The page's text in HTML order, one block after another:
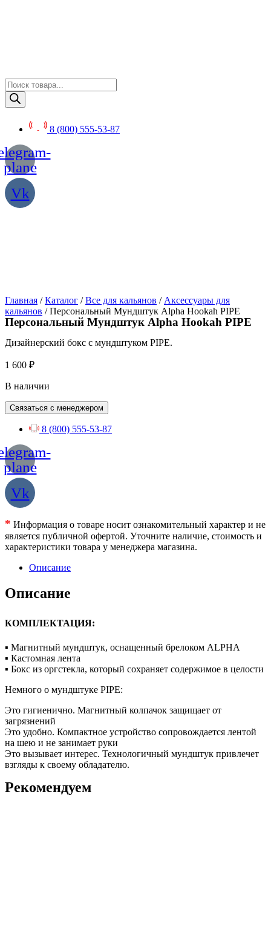
Поиск
товаров
8 (800) 555-53-87
plane
Vk
Главная /Каталог /Все для кальянов / Аксессуары для
кальянов / Персональный Мундштук Alpha Hookah PIPE
Персональный Мундштук Alpha Hookah PIPE
Дизайнерский бокс с мундштуком PIPE.
1 600 ₽
В наличии
Связаться с менеджером
8 (800) 555-53-87
plane
Vk
* Информация о товаре носит ознакомительный характер и не
является публичной офертой. Уточните наличие, стоимость и
характеристики товара у менеджера магазина.
Описание
Описание
КОМПЛЕКТАЦИЯ:
▪ Магнитный мундштук, оснащенный брелоком ALPHA
▪ Кастомная лента
▪ Бокс из оргстекла, который сохраняет содержимое в целости
Немного о мундштуке PIPE:
Это гигиенично. Магнитный колпачок защищает от
загрязнений
Это удобно. Компактное устройство сопровождается лентой
на шею и не занимает руки
Это вызывает интерес. Технологичный мундштук привлечет
взгляды к своему обладателю.
Рекомендуем